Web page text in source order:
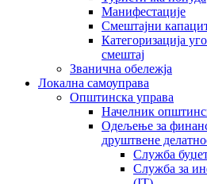
Манифестације
Смештајни
Категоризација
смештај
Званична обележја
Локална самоуправа
Општинска управа
Начелник
Одељење за
друштвене
Служба
Служба за